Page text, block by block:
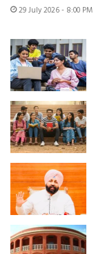
29 July 2026 - 8:00 PM